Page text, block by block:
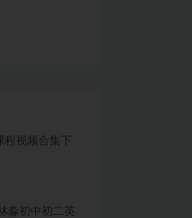
程视频合集下
淼初中初二英